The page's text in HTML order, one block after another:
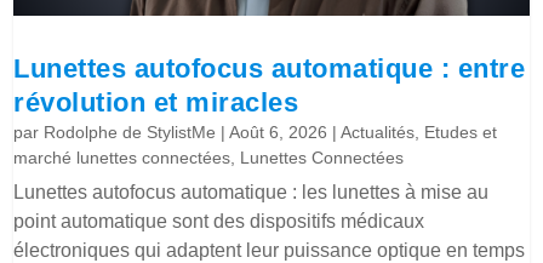
Lunettes autofocus automatique : entre
révolution et miracles
par Rodolphe de StylistMe |Août 6, 2026 |Actualités, Etudes et
marché lunettes connectées, Lunettes Connectées
Lunettes autofocus automatique : les lunettes à mise au
point automatique sont des dispositifs médicaux
électroniques qui adaptent leur puissance optique en temps